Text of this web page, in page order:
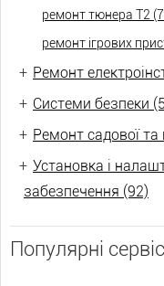
ремонт тюнера Т2
ремонт ігрових
+ Ремонт
+ Системи безпеки
+ Ремонт садової та
+ Установка і
забезпечення (92)
Популярні